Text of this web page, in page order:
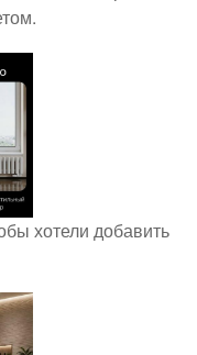
хотели добавить